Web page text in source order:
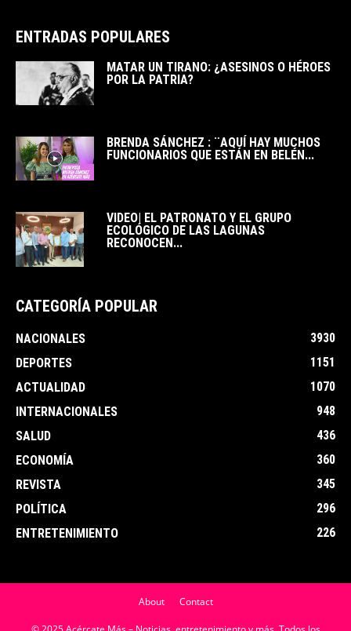
ENTRADAS POPULARES
MATAR UN TIRANO: ¿ASESINOS O HÉROES
POR LA PATRIA?
BRENDA SÁNCHEZ : ¨AQUÍ HAY MUCHOS
FUNCIONARIOS QUE ESTÁN EN BELÉN...
VIDEO| EL PATRONATO Y EL GRUPO
ECOLÓGICO DE LAS LAGUNAS
RECONOCEN...
CATEGORÍA POPULAR
NACIONALES
3930
DEPORTES
1151
ACTUALIDAD
1070
INTERNACIONALES
948
SALUD
436
ECONOMÍA
360
REVISTA
345
POLÍTICA
296
ENTRETENIMIENTO
226
About Contact